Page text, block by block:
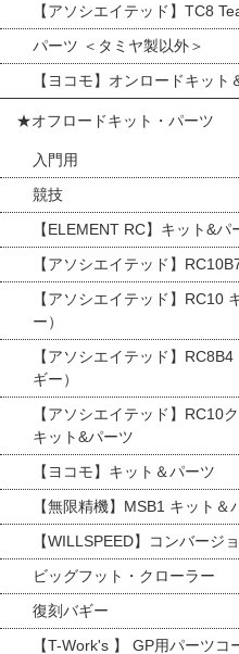
【アソシエイテッド】TC8
パーツ ＜タミヤ製以外＞
【ヨコモ】オンロードキット
★オフロードキット・パーツ
入門用
競技
【ELEMENT RC】キット&パ
【アソシエイテッド】
【アソシエイテッド】RC10
ー）
【アソシエイテッド】
ギー）
【アソシエイテッド】RC10
キット&パーツ
【ヨコモ】キット＆パーツ
【無限精機】MSB1 キット＆
【WILLSPEED】コンバージ
ビッグフット・クローラー
復刻バギー
【T-Work's 】 GP用パーツ